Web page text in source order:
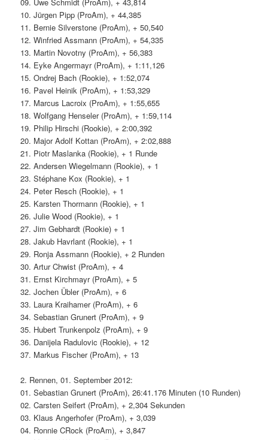
10. Jürgen Pipp (ProAm), + 44,385
11. Bernie Silverstone (ProAm), + 50,540
12. Winfried Assmann (ProAm), + 54,335
13. Martin Novotny (ProAm), + 56,383
14. Eyke Angermayr (ProAm), + 1:11,126
15. Ondrej Bach (Rookie), + 1:52,074
16. Pavel Heinik (ProAm), + 1:53,329
17. Marcus Lacroix (ProAm), + 1:55,655
18. Wolfgang Henseler (ProAm), + 1:59,114
19. Philip Hirschi (Rookie), + 2:00,392
20. Major Adolf Kottan (ProAm), + 2:02,888
21. Piotr Maslanka (Rookie), + 1 Runde
22. Andersen Wiegelmann (Rookie), + 1
23. Stéphane Kox (Rookie), + 1
24. Peter Resch (Rookie), + 1
25. Karsten Thormann (Rookie), + 1
26. Julie Wood (Rookie), + 1
27. Jim Gebhardt (Rookie) + 1
28. Jakub Havrlant (Rookie), + 1
29. Ronja Assmann (Rookie), + 2 Runden
30. Artur Chwist (ProAm), + 4
31. Ernst Kirchmayr (ProAm), + 5
32. Jochen Übler (ProAm), + 6
33. Laura Kraihamer (ProAm), + 6
34. Sebastian Grunert (ProAm), + 9
35. Hubert Trunkenpolz (ProAm), + 9
36. Danijela Radulovic (Rookie), + 12
37. Markus Fischer (ProAm), + 13
2. Rennen, 01. September 2012:
01. Sebastian Grunert (ProAm), 26:41.176 Minuten (10 Runden)
02. Carsten Seifert (ProAm), + 2,304 Sekunden
03. Klaus Angerhofer (ProAm), + 3,039
04. Ronnie CRock (ProAm), + 3,847